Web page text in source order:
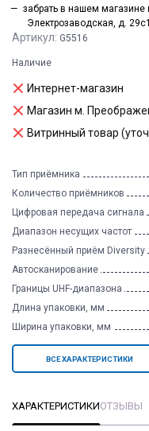
Артикул: G5516
Наличие
Интернет-магазин
Магазин м.
Витринный товар
Тип приёмника
Количество приёмников
Цифровая передача сигнала
Диапазон несущих частот
Разнесённый приём Diversity
Автосканирование
Границы UHF-диапазона
Длина упаковки, мм
Ширина упаковки, мм
ВСЕ ХАРАКТЕРИСТИКИ
забрать в нашем магазине
Электрозаводская, д.
ХАРАКТЕРИСТИКИОТЗЫВЫ